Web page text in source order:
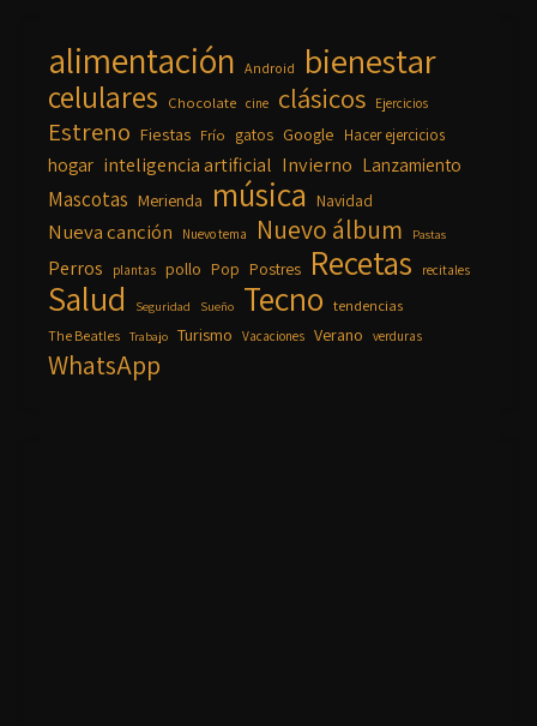
alimentación Android bienestar
celulares Chocolate cine clásicos Ejercicios
Estreno Fiestas Frío gatos Google Hacer ejercicios
hogar inteligencia artificial Invierno Lanzamiento
Mascotas Merienda música Navidad
Nueva canción Nuevo tema Nuevo álbum Pastas
Perros plantas pollo Pop Postres Recetas recitales
Salud Seguridad Sueño Tecno tendencias
The Beatles Trabajo Turismo Vacaciones Verano verduras
WhatsApp